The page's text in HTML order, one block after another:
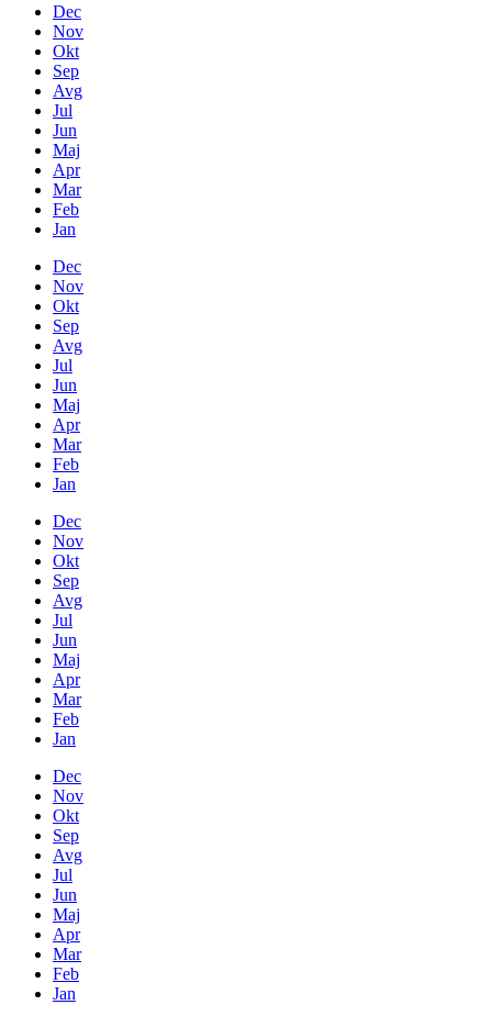
Dec
Nov
Okt
Sep
Avg
Jul
Jun
Maj
Apr
Mar
Feb
Jan
Dec
Nov
Okt
Sep
Avg
Jul
Jun
Maj
Apr
Mar
Feb
Jan
Dec
Nov
Okt
Sep
Avg
Jul
Jun
Maj
Apr
Mar
Feb
Jan
Dec
Nov
Okt
Sep
Avg
Jul
Jun
Maj
Apr
Mar
Feb
Jan